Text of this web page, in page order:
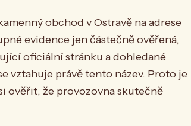
obchod v Ostravě na adrese
evidence jen částečně ověřená,
oficiální stránku a dohledané
vztahuje právě tento název. Proto je
ověřit, že provozovna skutečně